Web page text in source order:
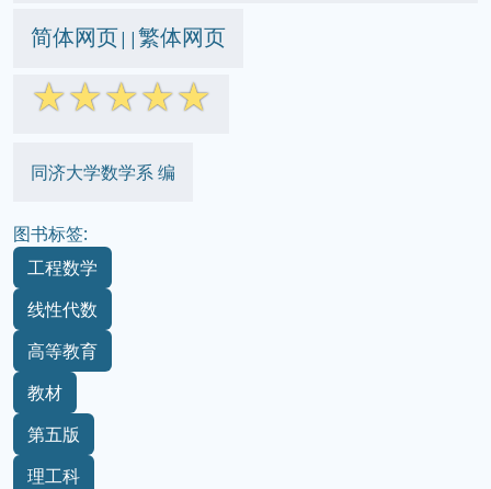
简体网页||繁体网页
☆☆☆☆☆
同济大学数学系 编
图书标签:
工程数学
线性代数
高等教育
教材
第五版
理工科